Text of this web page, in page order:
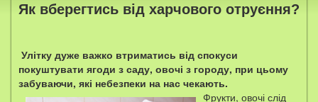
Як вберегтись від харчового отруєння?
Улітку дуже важко втриматись від спокуси
покуштувати ягоди з саду, овочі з городу, при цьому
забуваючи, які небезпеки на нас чекають.
Фрукти, овочі слід